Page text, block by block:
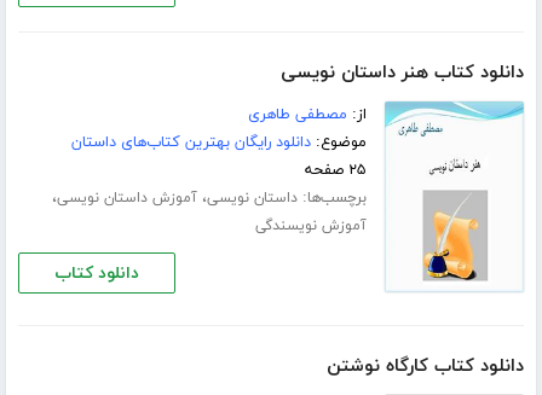
دانلود کتاب هنر داستان نویسی
از: مصطفی طاهری
موضوع:دانلود رایگان بهترین کتاب‌های داستان
۲۵ صفحه
برچسب‌ها:داستان نویسی،آموزش داستان نویسی،
آموزش نویسندگی
دانلود کتاب
دانلود کتاب کارگاه نوشتن